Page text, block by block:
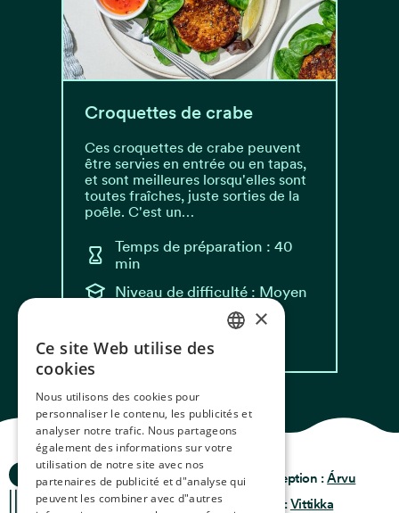
Croquettes de crabe
Ces croquettes de crabe peuvent
être servies en entrée ou en tapas,
et sont meilleures lorsqu'elles sont
toutes fraîches, juste sorties de la
poêle. C'est un…
Temps de préparation : 40
min
Niveau de difficulté : Moyen
Histoires de l'OcéanPolitique de
Confidentialité
Conditions générales
Conception :Árvu
Code :Vittikka
NORWEGIAN
GERMAN
FRENCH
SPANISH
FINNISH
×
Ce site Web utilise des
cookies
Nous utilisons des cookies pour
personnaliser le contenu, les publicités et
analyser notre trafic. Nous partageons
également des informations sur votre
utilisation de notre site avec nos
partenaires de publicité et d"analyse qui
peuvent les combiner avec d"autres